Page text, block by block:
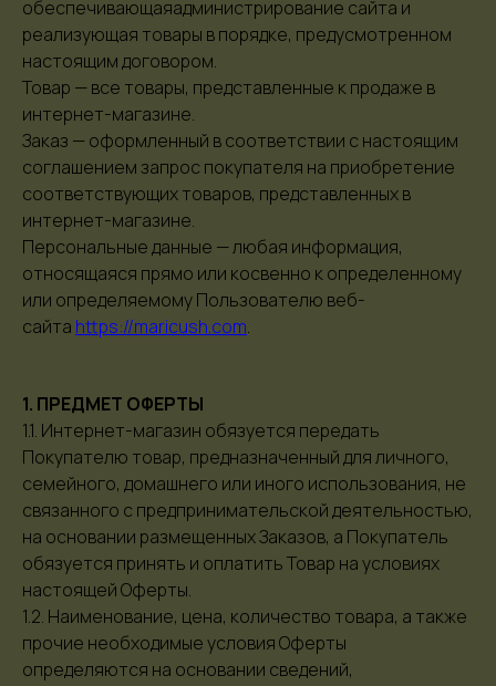
обеспечивающаяадминистрирование сайта и
реализующая товары в порядке, предусмотренном
настоящим договором.
Товар — все товары, представленные к продаже в
интернет-магазине.
Заказ — оформленный в соответствии с настоящим
соглашением запрос покупателя на приобретение
соответствующих товаров, представленных в
интернет-магазине.
Персональные данные — любая информация,
относящаяся прямо или косвенно к определенному
или определяемому Пользователю веб-
сайта https://maricush.com.
1. ПРЕДМЕТ ОФЕРТЫ
1.1. Интернет-магазин обязуется передать
Покупателю товар, предназначенный для личного,
семейного, домашнего или иного использования, не
связанного с предпринимательской деятельностью,
на основании размещенных Заказов, а Покупатель
обязуется принять и оплатить Товар на условиях
настоящей Оферты.
1.2. Наименование, цена, количество товара, а также
прочие необходимые условия Оферты
определяются на основании сведений,